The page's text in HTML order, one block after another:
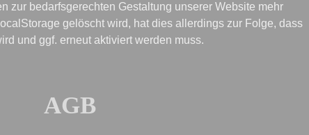
zur bedarfsgerechten Gestaltung unserer Website mehr
gelöscht wird, hat dies allerdings zur Folge, dass
und ggf. erneut aktiviert werden muss.
AGB